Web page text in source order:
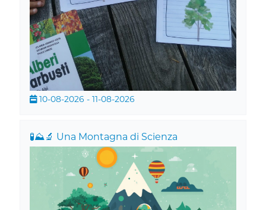
10-08-2026 - 11-08-2026
🧪⛰️🔬 Una Montagna di Scienza